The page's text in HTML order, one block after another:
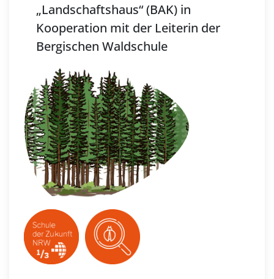
„Landschaftshaus“ (BAK) in
Kooperation mit der Leiterin der
Bergischen Waldschule